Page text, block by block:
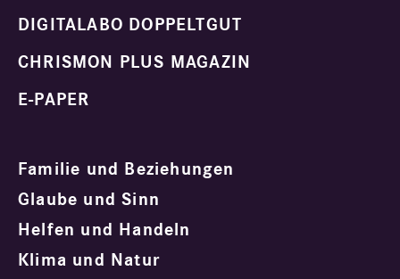
DIGITALABO DOPPELTGUT
CHRISMON PLUS MAGAZIN
E-PAPER
Familie und Beziehungen
Glaube und Sinn
Helfen und Handeln
Klima und Natur